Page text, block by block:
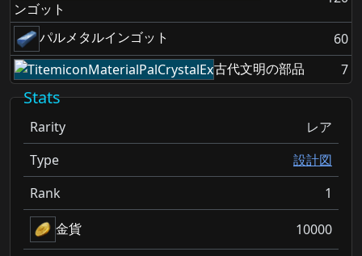
ンゴット
パルメタルインゴット
60
古代文明の部品
7
Stats
Rarity
レア
Type
設計図
Rank
1
金貨
10000